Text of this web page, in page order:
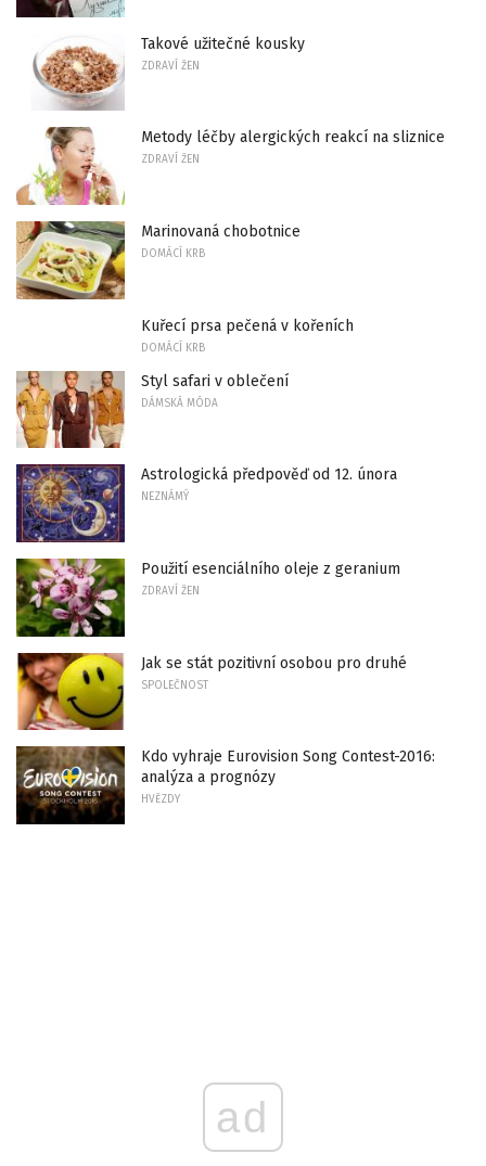
Takové užitečné kousky
ZDRAVÍ ŽEN
Metody léčby alergických reakcí na sliznice
ZDRAVÍ ŽEN
Marinovaná chobotnice
DOMÁCÍ KRB
Kuřecí prsa pečená v kořeních
DOMÁCÍ KRB
Styl safari v oblečení
DÁMSKÁ MÓDA
Astrologická předpověď od 12. února
NEZNÁMÝ
Použití esenciálního oleje z geranium
ZDRAVÍ ŽEN
Jak se stát pozitivní osobou pro druhé
SPOLEČNOST
Kdo vyhraje Eurovision Song Contest-2016:
analýza a prognózy
HVĚZDY
ad